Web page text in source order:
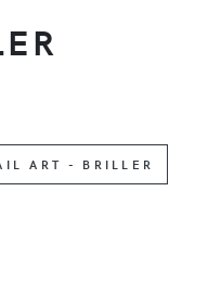
ART - BRILLER